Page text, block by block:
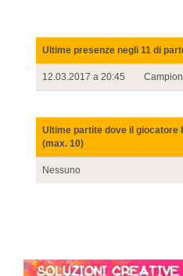
Ultime presenze negli 11 di
12.03.2017 a 20:45
Ultime partite dove il giocatore
(max. 10)
Nessuno